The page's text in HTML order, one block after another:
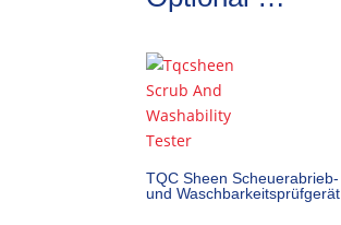
TQC Sheen Scheuerabrieb-
und Waschbarkeitsprüfgerät